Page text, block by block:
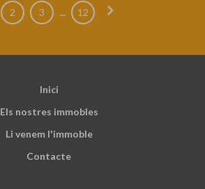
2 3 ... 12 chevron_right
Inici
Els nostres immobles
Li venem l'immoble
Contacte